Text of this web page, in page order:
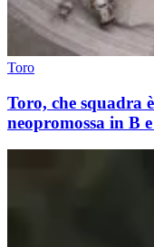
Toro
Toro, che squadra
neopromossa in B